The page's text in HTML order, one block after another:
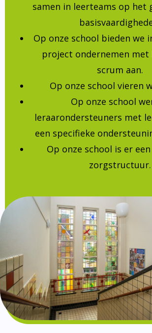
samen in leerteams op het
Op onze school bieden we
project ondernemen met
scrum aan.
Op onze school vieren
Op onze school
leraarondersteuners met
een specifieke
Op onze school is er
zorgstructuur.